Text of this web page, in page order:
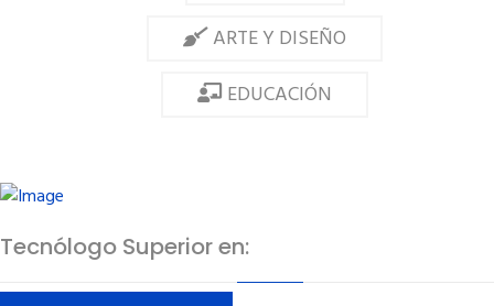
ARTE Y DISEÑO
EDUCACIÓN
Tecnólogo Superior en: